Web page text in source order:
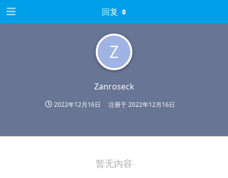
Z
Zanroseck
2022年12月16日 注册于2022年12月16日
回复
暂无内容